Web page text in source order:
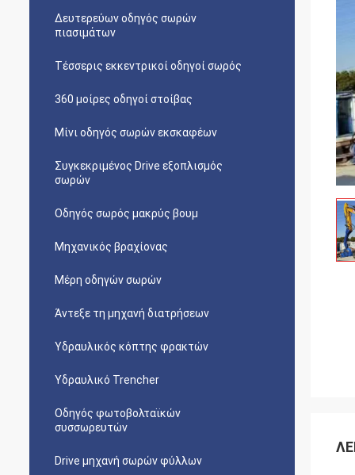
Δευτερεύων οδηγός σωρών
πιασιμάτων
Τέσσερις εκκεντρικοί οδηγοί σωρός
360 μοίρες οδηγοί στοίβας
Μίνι οδηγός σωρών εκσκαφέων
Συγκεκριμένος Drive εξοπλισμός
σωρών
Οδηγός σωρός μακρύς βουμ
Μηχανικός βραχίονας
Μέρη οδηγών σωρών
Άντεξε τη μηχανή διατρήσεων
Υδραυλικός κόπτης φρακτών
Υδραυλικό Trencher
Οδηγός φωτοβολταϊκών
συσσωρευτών
Drive μηχανή σωρών φύλλων